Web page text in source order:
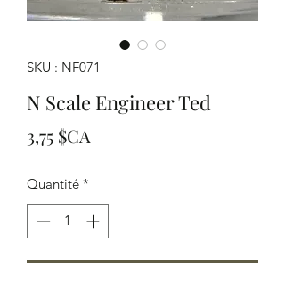
SKU : NF071
N Scale Engineer Ted
3,75 $CA
Quantité *